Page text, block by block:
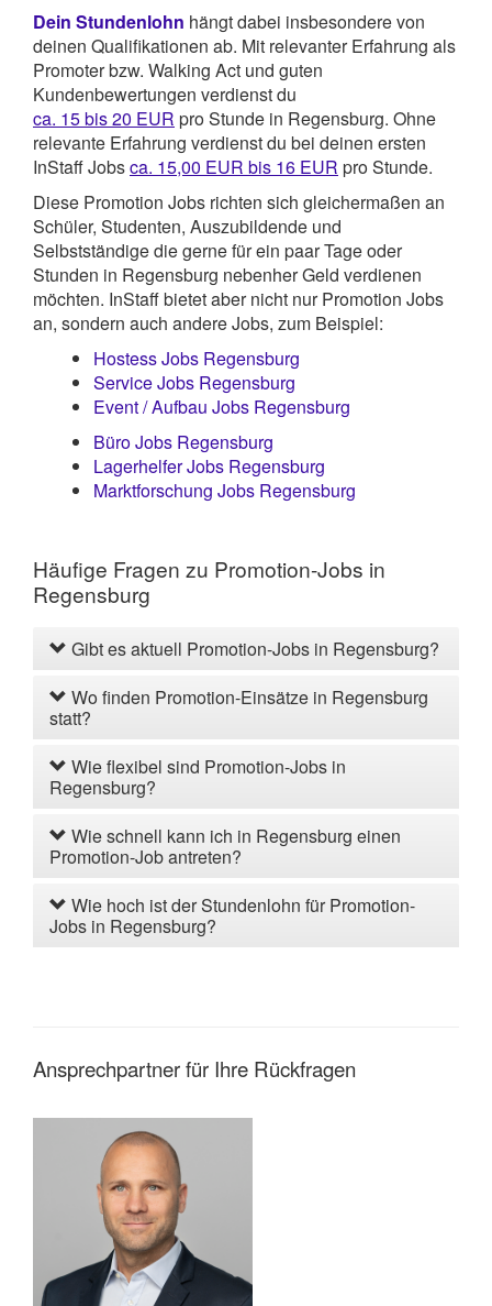
Dein Stundenlohn hängt dabei insbesondere von
deinen Qualifikationen ab. Mit relevanter Erfahrung als
Promoter bzw. Walking Act und guten
Kundenbewertungen verdienst du
ca. 15 bis 20 EUR pro Stunde in Regensburg. Ohne
relevante Erfahrung verdienst du bei deinen ersten
InStaff Jobsca. 15,00 EUR bis 16 EUR pro Stunde.
Diese Promotion Jobs richten sich gleichermaßen an
Schüler, Studenten, Auszubildende und
Selbstständige die gerne für ein paar Tage oder
Stunden in Regensburg nebenher Geld verdienen
möchten. InStaff bietet aber nicht nur Promotion Jobs
an, sondern auch andere Jobs, zum Beispiel:
Hostess Jobs Regensburg
Service Jobs Regensburg
Event / Aufbau Jobs Regensburg
Büro Jobs Regensburg
Lagerhelfer Jobs Regensburg
Marktforschung Jobs Regensburg
Häufige Fragen zu Promotion-Jobs in
Regensburg
Gibt es aktuell Promotion-Jobs in Regensburg?
Wo finden Promotion-Einsätze in Regensburg
statt?
Wie flexibel sind Promotion-Jobs in
Regensburg?
Wie schnell kann ich in Regensburg einen
Promotion-Job antreten?
Wie hoch ist der Stundenlohn für Promotion-
Jobs in Regensburg?
Ansprechpartner für Ihre Rückfragen